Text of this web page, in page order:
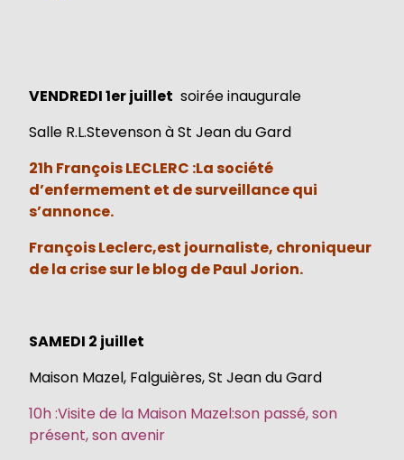
VENDREDI 1er juillet soirée inaugurale
Salle R.L.Stevenson à St Jean du Gard
21h François LECLERC :La société
d’enfermement et de surveillance qui
s’annonce.
François Leclerc,est journaliste, chroniqueur
de la crise sur le blog de Paul Jorion.
SAMEDI 2 juillet
Maison Mazel, Falguières, St Jean du Gard
10h :Visite de la Maison Mazel:son passé, son
présent, son avenir